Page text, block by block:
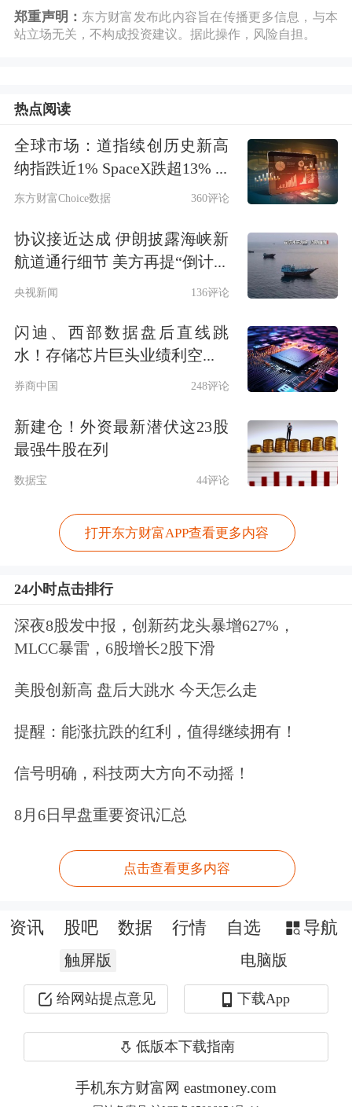
至收盘，道琼斯工业平均指数比前一交
易日上涨86.13点，收于49590.2点，涨
幅为0.17%；标准普尔500种股票指数上
涨10.99点，收于6977.27点，涨幅为
0.16%；纳斯达克综合指数上涨62.55
点，收于23733.9点，涨幅为0.26%。
大型科技股涨跌不一，谷歌A收涨1%，
0.34%，两家公司敲定多年AI合作协
特斯拉、 美光科技小幅上
涨。 英特尔跌超3%， 亚马逊、微软
幅下跌。
郑重声明： 东方财富发布此内容旨在传播更多信息，与本
站立场无关，不构成投资建议。据此操作，风险自担。
热点阅读
全球市场：道指续创历史新高
纳指跌近1% SpaceX跌超13% ...
东方财富Choice数据 360评论
协议接近达成 伊朗披露海峡新
航道通行细节 美方再提“倒计...
央视新闻 136评论
闪迪、西部数据盘后直线跳
水！存储芯片巨头业绩利空...
券商中国 248评论
新建仓！外资最新潜伏这23股
最强牛股在列
数据宝 44评论
打开东方财富APP查看更多内容
24小时点击排行
深夜8股发中报，创新药龙头暴增627%，
MLCC暴雷，6股增长2股下滑
美股创新高 盘后大跳水 今天怎么走
提醒：能涨抗跌的红利，值得继续拥有！
信号明确，科技两大方向不动摇！
8月6日早盘重要资讯汇总
点击查看更多内容
资讯 股吧 数据 行情 自选 导航
触屏版 电脑版
给网站提点意见 下载App
低版本下载指南
手机东方财富网 eastmoney.com